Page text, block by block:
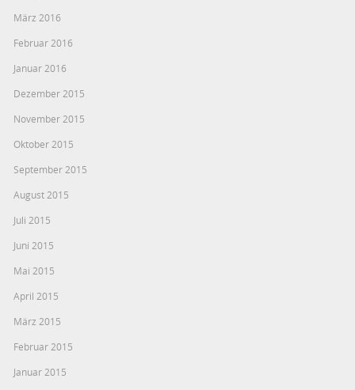
März 2016
Februar 2016
Januar 2016
Dezember 2015
November 2015
Oktober 2015
September 2015
August 2015
Juli 2015
Juni 2015
Mai 2015
April 2015
März 2015
Februar 2015
Januar 2015